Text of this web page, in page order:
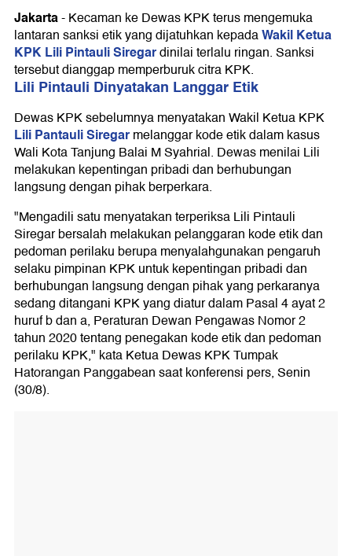
Jakarta-Kecaman ke Dewas KPK terus mengemuka
lantaran sanksi etik yang dijatuhkan kepadaWakil Ketua
KPK Lili Pintauli Siregardinilai terlalu ringan. Sanksi
tersebut dianggap memperburuk citra KPK.
Lili Pintauli Dinyatakan Langgar Etik
Dewas KPK sebelumnya menyatakan Wakil Ketua KPK
Lili Pantauli Siregarmelanggar kode etik dalam kasus
Wali Kota Tanjung Balai M Syahrial. Dewas menilai Lili
melakukan kepentingan pribadi dan berhubungan
langsung dengan pihak berperkara.
"Mengadili satu menyatakan terperiksa Lili Pintauli
Siregar bersalah melakukan pelanggaran kode etik dan
pedoman perilaku berupa menyalahgunakan pengaruh
selaku pimpinan KPK untuk kepentingan pribadi dan
berhubungan langsung dengan pihak yang perkaranya
sedang ditangani KPK yang diatur dalam Pasal 4 ayat 2
huruf b dan a, Peraturan Dewan Pengawas Nomor 2
tahun 2020 tentang penegakan kode etik dan pedoman
perilaku KPK," kata Ketua Dewas KPK Tumpak
Hatorangan Panggabean saat konferensi pers, Senin
(30/8).